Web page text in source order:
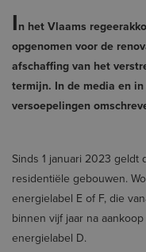
In het Vlaams
opgenomen voor de
afschaffing van het
termijn. In de media en
versoepelingen
Sinds 1 januari 2023
residentiële gebouwen.
energielabel E of F, die
binnen vijf jaar na
energielabel D.